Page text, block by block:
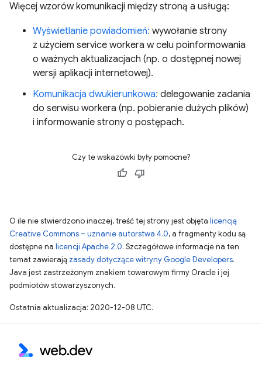
Więcej wzorów komunikacji między stroną a usługą:
Wyświetlanie powiadomień: wywołanie strony
z użyciem service workera w celu poinformowania
o ważnych aktualizacjach (np. o dostępnej nowej
wersji aplikacji internetowej).
Komunikacja dwukierunkowa: delegowanie zadania
do serwisu workera (np. pobieranie dużych plików)
i informowanie strony o postępach.
Czy te wskazówki były pomocne?
O ile nie stwierdzono inaczej, treść tej strony jest objęta licencją
Creative Commons – uznanie autorstwa 4.0, a fragmenty kodu są
dostępne na licencji Apache 2.0. Szczegółowe informacje na ten
temat zawierają zasady dotyczące witryny Google Developers.
Java jest zastrzeżonym znakiem towarowym firmy Oracle i jej
podmiotów stowarzyszonych.
Ostatnia aktualizacja: 2020-12-08 UTC.